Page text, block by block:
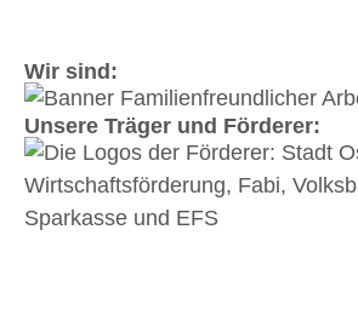
Wir sind:
Unsere Träger und Förderer: